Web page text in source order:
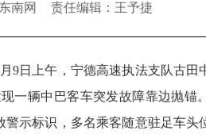
南网 责任编辑：王予捷
9日上午，宁德高速执法支队古田
一辆中巴客车突发故障靠边抛锚
示标识，多名乘客随意驻足车头